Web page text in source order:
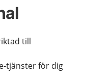
till
tjänster för dig
vid smärta